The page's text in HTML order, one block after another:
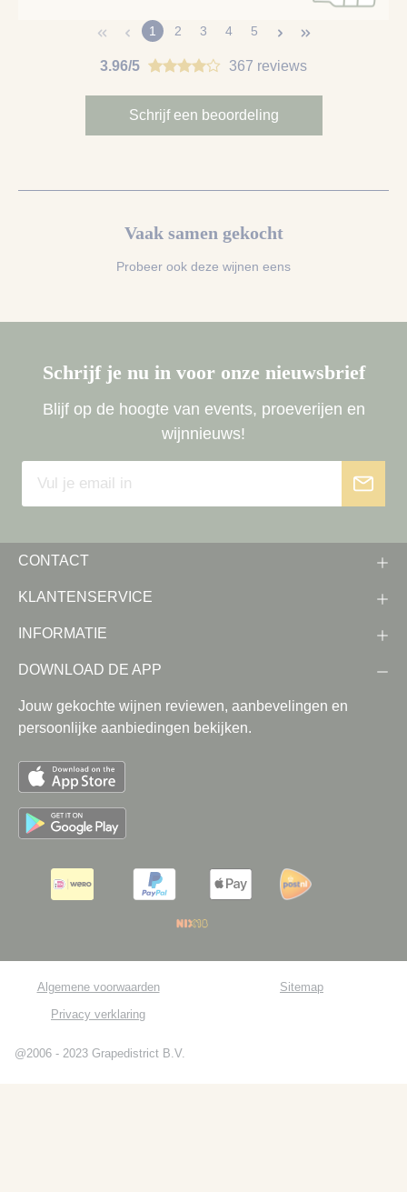
1 2 3 4 5
3.96/5 367 reviews
Schrijf een beoordeling
Vaak samen gekocht
Probeer ook deze wijnen eens
Schrijf je nu in voor onze nieuwsbrief
Blijf op de hoogte van events, proeverijen en
wijnnieuws!
CONTACT
KLANTENSERVICE
INFORMATIE
DOWNLOAD DE APP
Jouw gekochte wijnen reviewen, aanbevelingen en
persoonlijke aanbiedingen bekijken.
Algemene voorwaarden
Privacy verklaring
Sitemap
@2006 - 2023 Grapedistrict B.V.